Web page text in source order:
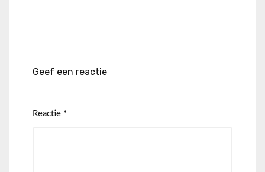
Geef een reactie
Reactie *